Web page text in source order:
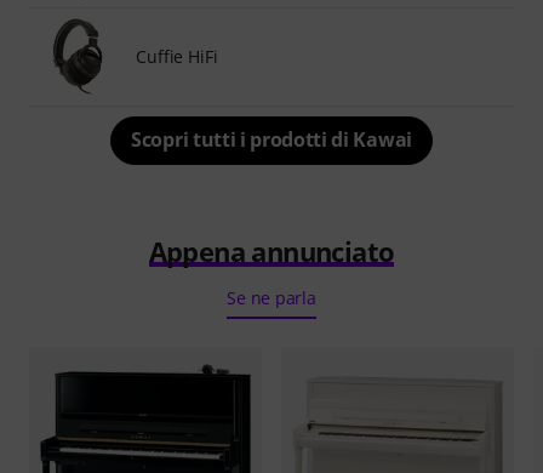
Cuffie HiFi
Scopri tutti i prodotti di Kawai
Appena annunciato
Se ne parla